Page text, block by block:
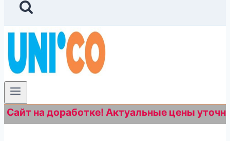
на доработке! Актуальные цены